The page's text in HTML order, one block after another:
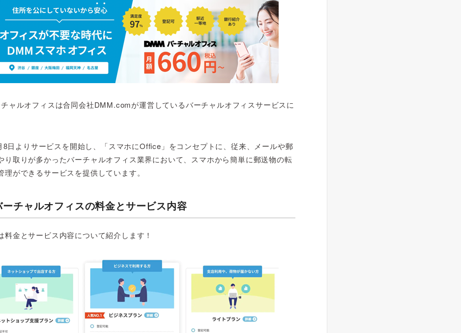
ャルオフィスは合同会社DMM.comが運営しているバーチャルオフィスサービスに
8日よりサービスを開始し、「スマホにOffice」をコンセプトに、従来、メールや郵
り取りが多かったバーチャルオフィス業界において、スマホから簡単に郵送物の転
理ができるサービスを提供しています。
チャルオフィスの料金とサービス内容
料金とサービス内容について紹介します！